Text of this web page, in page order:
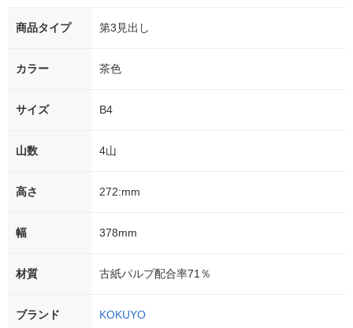
商品タイプ 第3見出し
カラー 茶色
サイズ B4
山数 4山
高さ 272:mm
幅 378mm
材質 古紙パルプ配合率71％
ブランド KOKUYO